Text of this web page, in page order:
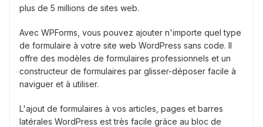
plus de 5 millions de sites web.
Avec WPForms, vous pouvez ajouter n'importe quel type
de formulaire à votre site web WordPress sans code. Il
offre des modèles de formulaires professionnels et un
constructeur de formulaires par glisser-déposer facile à
naviguer et à utiliser.
L'ajout de formulaires à vos articles, pages et barres
latérales WordPress est très facile grâce au bloc de